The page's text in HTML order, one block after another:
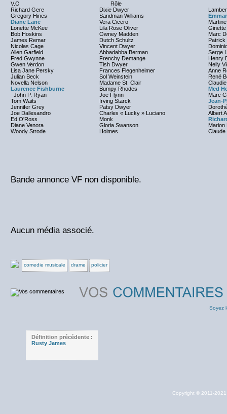
V.O
Rôle
Richard Gere
Dixie Dwyer
Gregory Hines
Sandman Williams
Diane Lane
Vera Cicero
Lonette McKee
Lila Rose Oliver
Ginette
Bob Hoskins
Owney Madden
Marc
James Remar
Dutch Schultz
Patrick
Nicolas Cage
Vincent Dwyer
Allen Garfield
Abbadabba Berman
Serge
Fred Gwynne
Frenchy Demange
Henry
Gwen Verdon
Tish Dwyer
Nelly
Lisa Jane Persky
Frances Flegenheimer
Anne
Julian Beck
Sol Weinstein
René
Novella Nelson
Madame St. Clair
Laurence Fishburne
Bumpy Rhodes
Med
John P. Ryan
Joe Flynn
Marc
Tom Waits
Irving Starck
Jean-
Jennifer Grey
Patsy Dwyer
Joe Dallesandro
Charles « Lucky » Luciano
Albert
Ed O'Ross
Monk
Diane Venora
Gloria Swanson
Marion
Woody Strode
Holmes Claude
Bande annonce VF non disponible.
Aucun média associé.
comedie musicale drame policier
Soyez
Définition précédente :
Rusty James
Copyright © 2011-